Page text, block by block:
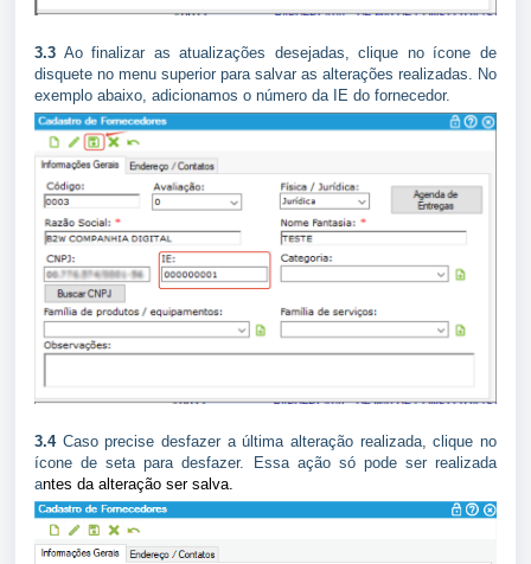
3.3 Ao finalizar as atualizações desejadas, clique no ícone de
disquete no menu superior para salvar as alterações realizadas. No
exemplo abaixo, adicionamos o número da IE do fornecedor.
3.4Caso precise desfazer a última alteração realizada, clique no
ícone de seta para desfazer. Essa ação só pode ser realizada
antes da alteração ser salva.